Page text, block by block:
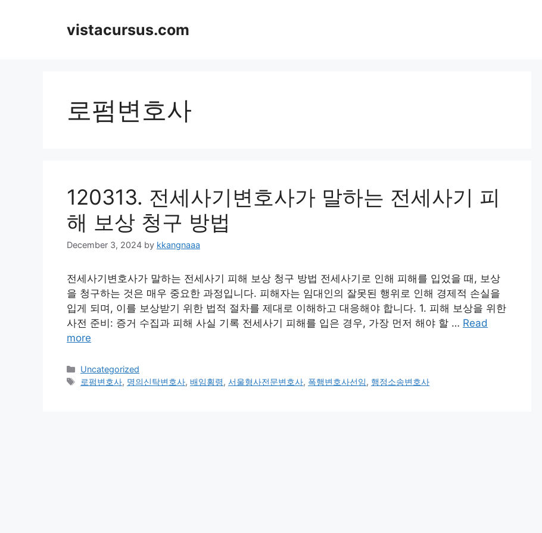
vistacursus.com
로펌변호사
120313. 전세사기변호사가 말하는 전세사기 피
해 보상 청구 방법
December 3, 2024 by kkangnaaa
전세사기변호사가 말하는 전세사기 피해 보상 청구 방법 전세사기로 인해 피해를 입었을 때, 보상
을 청구하는 것은 매우 중요한 과정입니다. 피해자는 임대인의 잘못된 행위로 인해 경제적 손실을
입게 되며, 이를 보상받기 위한 법적 절차를 제대로 이해하고 대응해야 합니다. 1. 피해 보상을 위한
사전 준비: 증거 수집과 피해 사실 기록 전세사기 피해를 입은 경우, 가장 먼저 해야 할 … Read
more
Categories
Uncategorized
Tags
로펌변호사, 명의신탁변호사,배임횡령,서울형사전문변호사, 폭행변호사선임, 행정소송변호사